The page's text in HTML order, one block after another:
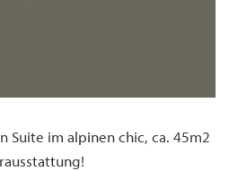
Suite im alpinen chic, ca. 45m2